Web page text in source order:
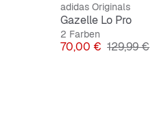
adidas Originals
Gazelle Lo Pro
2 Farben
Preis
70,00 € Originalpreis
129,99 €